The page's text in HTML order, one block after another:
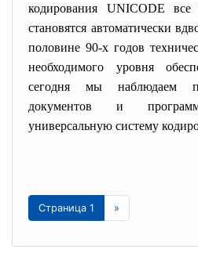
кодирования UNICODE все
становятся автоматически
половине 90-х годов
необходимого уровня
сегодня мы наблюдаем
документов и
универсальную систему
Страница 1 »